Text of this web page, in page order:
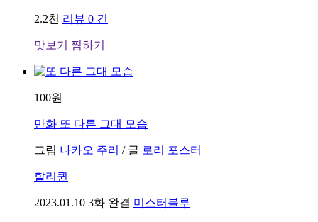
2.2천 리뷰 0 건
맛보기 찜하기
100원
만화 또 다른 그대 모습
그림 나카오 주리 / 글 로리 포스터
할리퀸
2023.01.10 3화 완결 미스터블루